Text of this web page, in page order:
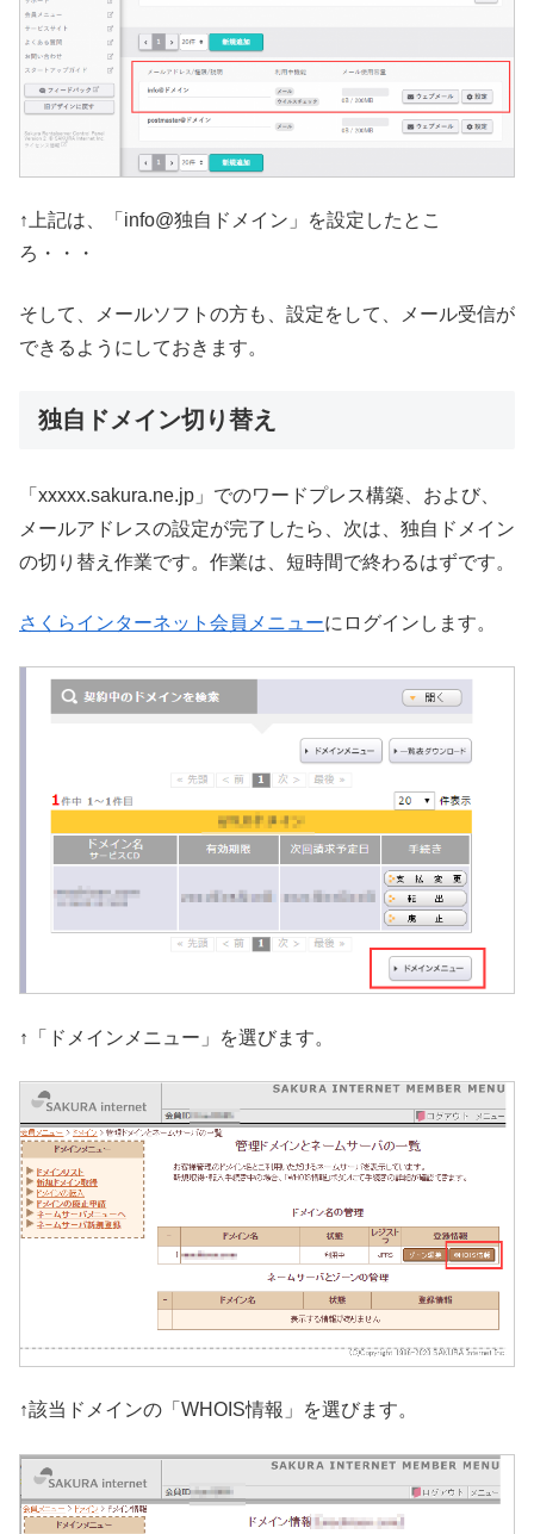
↑上記は、「info@独自ドメイン」を設定したとこ
ろ・・・
そして、メールソフトの方も、設定をして、メール受信が
できるようにしておきます。
独自ドメイン切り替え
「xxxxx.sakura.ne.jp」でのワードプレス構築、および、
メールアドレスの設定が完了したら、次は、独自ドメイン
の切り替え作業です。作業は、短時間で終わるはずです。
さくらインターネット会員メニューにログインします。
↑「ドメインメニュー」を選びます。
↑該当ドメインの「WHOIS情報」を選びます。